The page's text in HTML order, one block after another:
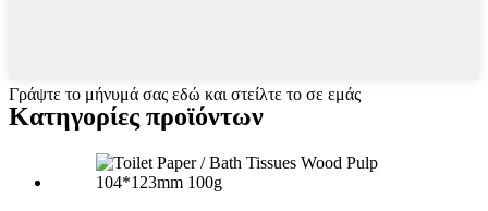
Γράψτε το μήνυμά σας εδώ και στείλτε το σε εμάς
Κατηγορίες προϊόντων